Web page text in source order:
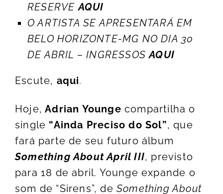
RESERVEAQUI
O ARTISTA SE APRESENTARÁ EM
BELO HORIZONTE-MG NO DIA 30
DE ABRIL – INGRESSOSAQUI
Escute, aqui.
Hoje, Adrian Younge compartilha o
single “Ainda Preciso do Sol”, que
fará parte de seu futuro álbum
Something About April III, previsto
para 18 de abril. Younge expande o
som de “Sirens”, de Something About